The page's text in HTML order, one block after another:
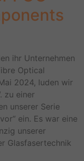
ihr Unternehmen
Optical
2024, luden wir
zu einer
unserer Serie
ein. Es war eine
unserer
Glasfasertechnik